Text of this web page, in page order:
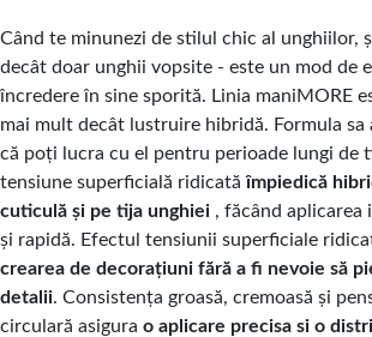
Când te minunezi de stilul chic al unghiilor,
decât doar unghii vopsite - este un mod de
încredere în sine sporită. Linia maniMORE
mai mult decât lustruire hibridă. Formula sa
că poți lucra cu el pentru perioade lungi de
tensiune superficială ridicatăîmpiedică
cuticulă și pe tija unghiei , făcând aplicarea
și rapidă. Efectul tensiunii superficiale
crearea de decorațiuni fără a fi nevoie să
detalii. Consistența groasă, cremoasă și
circulară asigura o aplicare precisa si o